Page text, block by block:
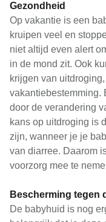
Gezondheid
Op vakantie is een
kruipen veel en
niet altijd even alert
in de mond zit. Ook
krijgen van
vakantiebestemming.
door de verandering
kans op uitdroging is
zijn, wanneer je je
van diarree. Daarom
voorzorg mee te
Bescherming tegen
De babyhuid is nog